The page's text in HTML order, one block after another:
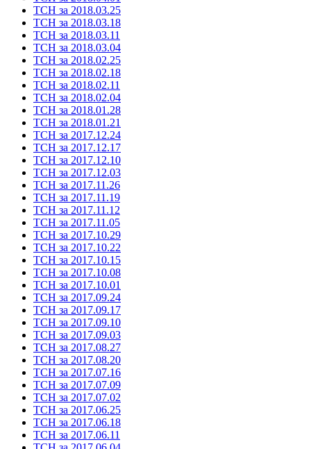
ТСН за 2018.03.25
ТСН за 2018.03.18
ТСН за 2018.03.11
ТСН за 2018.03.04
ТСН за 2018.02.25
ТСН за 2018.02.18
ТСН за 2018.02.11
ТСН за 2018.02.04
ТСН за 2018.01.28
ТСН за 2018.01.21
ТСН за 2017.12.24
ТСН за 2017.12.17
ТСН за 2017.12.10
ТСН за 2017.12.03
ТСН за 2017.11.26
ТСН за 2017.11.19
ТСН за 2017.11.12
ТСН за 2017.11.05
ТСН за 2017.10.29
ТСН за 2017.10.22
ТСН за 2017.10.15
ТСН за 2017.10.08
ТСН за 2017.10.01
ТСН за 2017.09.24
ТСН за 2017.09.17
ТСН за 2017.09.10
ТСН за 2017.09.03
ТСН за 2017.08.27
ТСН за 2017.08.20
ТСН за 2017.07.16
ТСН за 2017.07.09
ТСН за 2017.07.02
ТСН за 2017.06.25
ТСН за 2017.06.18
ТСН за 2017.06.11